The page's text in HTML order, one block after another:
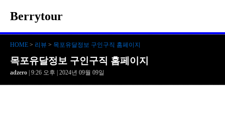
Berrytour
HOME > 리뷰 > 목포유달정보 구인구직 홈페이지
목포유달정보 구인구직 홈페이지
adzero | 9:26 오후 | 2024년 09월 09일